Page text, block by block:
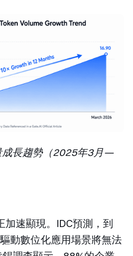
成長趨勢（2025年3月—
加速顯現。IDC預測，到
動數位化應用場景將無法